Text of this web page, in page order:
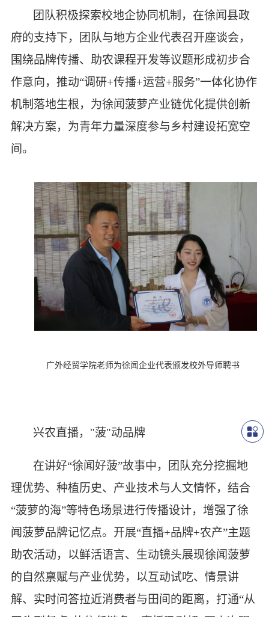
团队积极探索校地企协同机制，在徐闻县政
府的支持下，团队与地方企业代表召开座谈会，
围绕品牌传播、助农课程开发等议题形成初步合
作意向，推动“调研+传播+运营+服务”一体化协作
机制落地生根，为徐闻菠萝产业链优化提供创新
解决方案，为青年力量深度参与乡村建设拓宽空
间。
广外经贸学院老师为徐闻企业代表颁发校外导师聘书
兴农直播，"菠"动品牌
在讲好“徐闻好菠”故事中，团队充分挖掘地
理优势、种植历史、产业技术与人文情怀，结合
“菠萝的海”等特色场景进行传播设计，增强了徐
闻菠萝品牌记忆点。开展“直播+品牌+农产”主题
助农活动，以鲜活语言、生动镜头展现徐闻菠萝
的自然禀赋与产业优势，以互动试吃、情景讲
解、实时问答拉近消费者与田间的距离，打通“从